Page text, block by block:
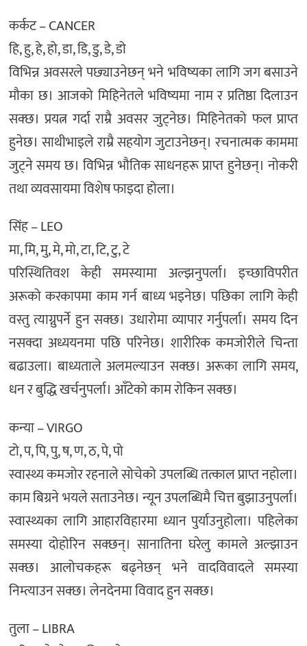
कर्कट – CANCER
हि, हु, हे, हो, डा, डि, डु, डे, डो
विभिन्न अवसरले पछ्याउनेछन् भने भविष्यका लागि जग बसाउने
मौका छ। आजको मिहिनेतले भविष्यमा नाम र प्रतिष्ठा दिलाउन
सक्छ। प्रयत्न गर्दा राम्रै अवसर जुट्नेछ। मिहिनेतको फल प्राप्त
हुनेछ। साथीभाइले राम्रै सहयोग जुटाउनेछन्। रचनात्मक काममा
जुट्ने समय छ। विभिन्न भौतिक साधनहरू प्राप्त हुनेछन्। नोकरी
तथा व्यवसायमा विशेष फाइदा होला।
सिंह – LEO
मा, मि, मु, मे, मो, टा, टि, टु, टे
परिस्थितिवश केही समस्यामा अल्झनुपर्ला। इच्छाविपरीत
अरूको करकापमा काम गर्न बाध्य भइनेछ। पछिका लागि केही
वस्तु त्याग्नुपर्ने हुन सक्छ। उधारोमा व्यापार गर्नुपर्ला। समय दिन
नसक्दा अध्ययनमा पछि परिनेछ। शारीरिक कमजोरीले चिन्ता
बढाउला। बाध्यताले अलमल्याउन सक्छ। अरूका लागि समय,
धन र बुद्धि खर्चनुपर्ला। आँटेकाे काम राेकिन सक्छ।
कन्या – VIRGO
टो, प, पि, पु, ष, ण, ठ, पे, पो
स्वास्थ्य कमजोर रहनाले सोचेको उपलब्धि तत्काल प्राप्त नहोला।
काम बिग्रने भयले सताउनेछ। न्यून उपलब्धिमै चित्त बुझाउनुपर्ला।
स्वास्थ्यका लागि आहारविहारमा ध्यान पुर्याउनुहोला। पहिलेका
समस्या दोहोरिन सक्छन्। सानातिना घरेलु कामले अल्झाउन
सक्छ। आलोचकहरू बढ्नेछन् भने वादविवादले समस्या
निम्त्याउन सक्छ। लेनदेनमा विवाद हुन सक्छ।
तुला – LIBRA